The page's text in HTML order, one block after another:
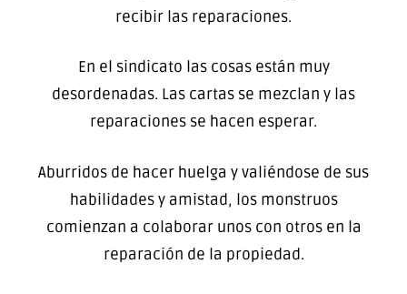
recibir las reparaciones.
En el sindicato las cosas están muy
desordenadas. Las cartas se mezclan y las
reparaciones se hacen esperar.
Aburridos de hacer huelga y valiéndose de sus
habilidades y amistad, los monstruos
comienzan a colaborar unos con otros en la
reparación de la propiedad.